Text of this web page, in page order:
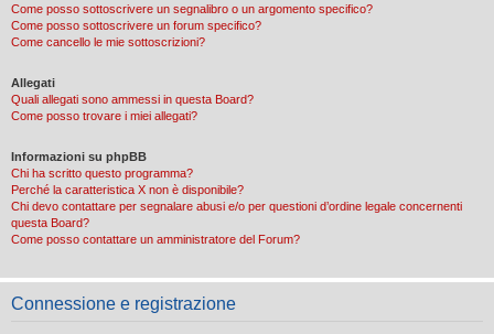
Come posso sottoscrivere un segnalibro o un argomento specifico?
Come posso sottoscrivere un forum specifico?
Come cancello le mie sottoscrizioni?
Allegati
Quali allegati sono ammessi in questa Board?
Come posso trovare i miei allegati?
Informazioni su phpBB
Chi ha scritto questo programma?
Perché la caratteristica X non è disponibile?
Chi devo contattare per segnalare abusi e/o per questioni d’ordine legale concernenti
questa Board?
Come posso contattare un amministratore del Forum?
Connessione e registrazione